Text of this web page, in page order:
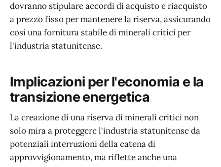
dovranno stipulare accordi di acquisto e riacquisto
a prezzo fisso per mantenere la riserva, assicurando
così una fornitura stabile di minerali critici per
l'industria statunitense.
Implicazioni per l'economia e la
transizione energetica
La creazione di una riserva di minerali critici non
solo mira a proteggere l'industria statunitense da
potenziali interruzioni della catena di
approvvigionamento, ma riflette anche una